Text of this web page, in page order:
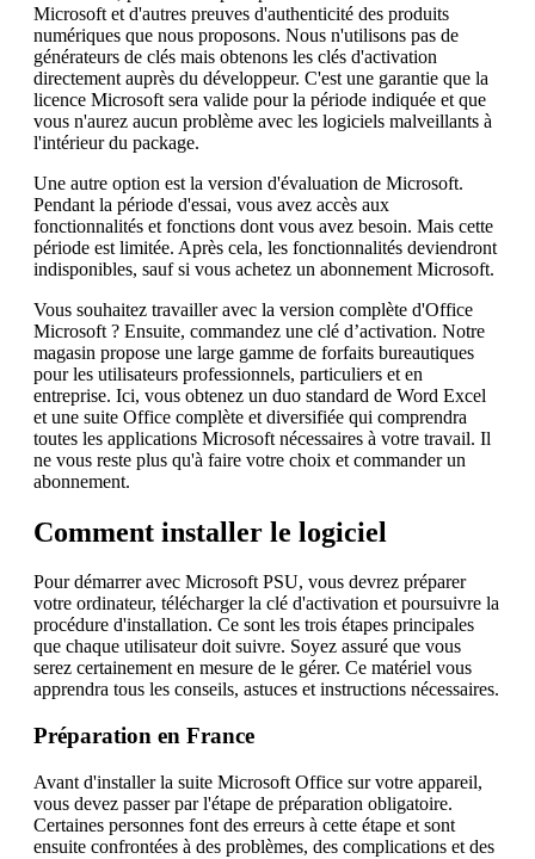
Microsoft et d'autres preuves d'authenticité des produits
numériques que nous proposons. Nous n'utilisons pas de
générateurs de clés mais obtenons les clés d'activation
directement auprès du développeur. C'est une garantie que la
licence Microsoft sera valide pour la période indiquée et que
vous n'aurez aucun problème avec les logiciels malveillants à
l'intérieur du package.
Une autre option est la version d'évaluation de Microsoft.
Pendant la période d'essai, vous avez accès aux
fonctionnalités et fonctions dont vous avez besoin. Mais cette
période est limitée. Après cela, les fonctionnalités deviendront
indisponibles, sauf si vous achetez un abonnement Microsoft.
Vous souhaitez travailler avec la version complète d'Office
Microsoft ? Ensuite, commandez une clé d’activation. Notre
magasin propose une large gamme de forfaits bureautiques
pour les utilisateurs professionnels, particuliers et en
entreprise. Ici, vous obtenez un duo standard de Word Excel
et une suite Office complète et diversifiée qui comprendra
toutes les applications Microsoft nécessaires à votre travail. Il
ne vous reste plus qu'à faire votre choix et commander un
abonnement.
Comment installer le logiciel
Pour démarrer avec Microsoft PSU, vous devrez préparer
votre ordinateur, télécharger la clé d'activation et poursuivre la
procédure d'installation. Ce sont les trois étapes principales
que chaque utilisateur doit suivre. Soyez assuré que vous
serez certainement en mesure de le gérer. Ce matériel vous
apprendra tous les conseils, astuces et instructions nécessaires.
Préparation en France
Avant d'installer la suite Microsoft Office sur votre appareil,
vous devez passer par l'étape de préparation obligatoire.
Certaines personnes font des erreurs à cette étape et sont
ensuite confrontées à des problèmes, des complications et des